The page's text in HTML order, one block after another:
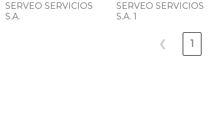
SERVEO SERVICIOS
S.A.
SERVEO SERVICIOS
S.A. 1
❮ 1